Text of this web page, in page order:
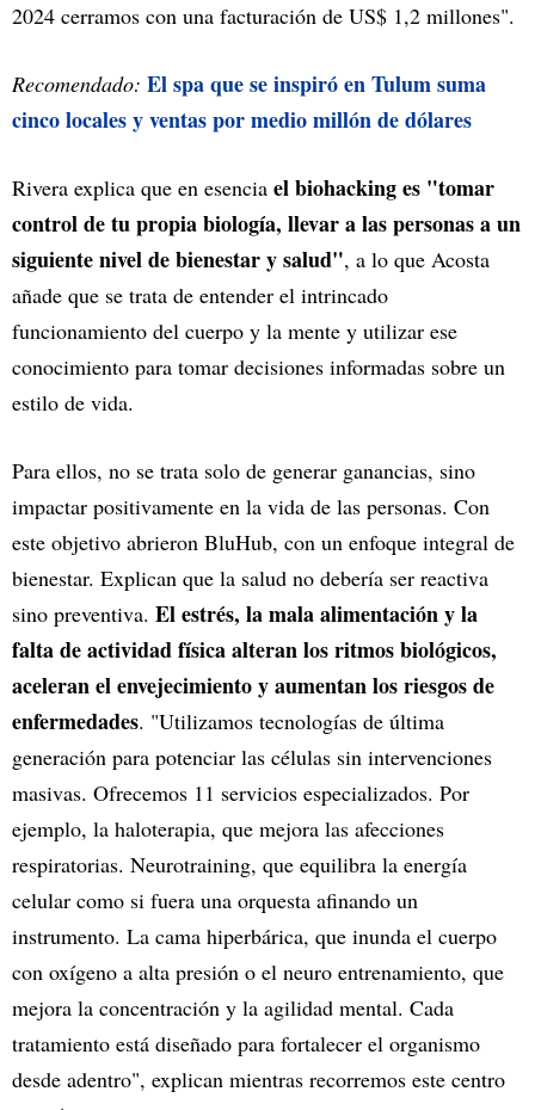
2024 cerramos con una facturación de US$ 1,2 millones".
Recomendado: El spa que se inspiró en Tulum suma
cinco locales y ventas por medio millón de dólares
Rivera explica que en esencia el biohacking es "tomar
control de tu propia biología, llevar a las personas a un
siguiente nivel de bienestar y salud", a lo que Acosta
añade que se trata de entender el intrincado
funcionamiento del cuerpo y la mente y utilizar ese
conocimiento para tomar decisiones informadas sobre un
estilo de vida.
Para ellos, no se trata solo de generar ganancias, sino
impactar positivamente en la vida de las personas. Con
este objetivo abrieron BluHub, con un enfoque integral de
bienestar. Explican que la salud no debería ser reactiva
sino preventiva. El estrés, la mala alimentación y la
falta de actividad física alteran los ritmos biológicos,
aceleran el envejecimiento y aumentan los riesgos de
enfermedades. "Utilizamos tecnologías de última
generación para potenciar las células sin intervenciones
masivas. Ofrecemos 11 servicios especializados. Por
ejemplo, la haloterapia, que mejora las afecciones
respiratorias. Neurotraining, que equilibra la energía
celular como si fuera una orquesta afinando un
instrumento. La cama hiperbárica, que inunda el cuerpo
con oxígeno a alta presión o el neuro entrenamiento, que
mejora la concentración y la agilidad mental. Cada
tratamiento está diseñado para fortalecer el organismo
desde adentro", explican mientras recorremos este centro